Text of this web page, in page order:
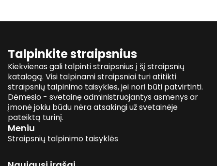
Talpinkite straipsnius
Kiekvienas gali talpinti straipsnius į šį straipsnių
katalogą. Visi talpinami straipsniai turi atitikti
straipsnių talpinimo taisykles, jei nori būti patvirtinti.
Dėmesio - svetainę administruojantys asmenys ar
įmonė jokiu būdu nėra atsakingi už svetainėje
pateiktą turinį.
Meniu
Straipsnių talpinimo taisyklės